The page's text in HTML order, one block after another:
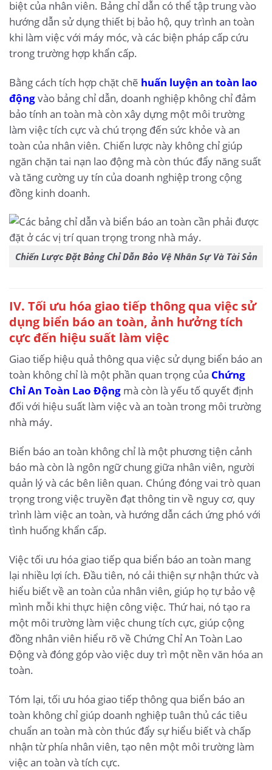
biệt của nhân viên. Bảng chỉ dẫn có thể tập trung vào
hướng dẫn sử dụng thiết bị bảo hộ, quy trình an toàn
khi làm việc với máy móc, và các biện pháp cấp cứu
trong trường hợp khẩn cấp.
Bằng cách tích hợp chặt chẽ huấn luyện an toàn lao
độngvào bảng chỉ dẫn, doanh nghiệp không chỉ đảm
bảo tính an toàn mà còn xây dựng một môi trường
làm việc tích cực và chú trọng đến sức khỏe và an
toàn của nhân viên. Chiến lược này không chỉ giúp
ngăn chặn tai nạn lao động mà còn thúc đẩy năng suất
và tăng cường uy tín của doanh nghiệp trong cộng
đồng kinh doanh.
Chiến Lược Đặt Bảng Chỉ Dẫn Bảo Vệ Nhân Sự Và Tài Sản
IV. Tối ưu hóa giao tiếp thông qua việc sử
dụng biển báo an toàn, ảnh hưởng tích
cực đến hiệu suất làm việc
Giao tiếp hiệu quả thông qua việc sử dụng biển báo an
toàn không chỉ là một phần quan trọng của Chứng
Chỉ An Toàn Lao Động mà còn là yếu tố quyết định
đối với hiệu suất làm việc và an toàn trong môi trường
nhà máy.
Biển báo an toàn không chỉ là một phương tiện cảnh
báo mà còn là ngôn ngữ chung giữa nhân viên, người
quản lý và các bên liên quan. Chúng đóng vai trò quan
trọng trong việc truyền đạt thông tin về nguy cơ, quy
trình làm việc an toàn, và hướng dẫn cách ứng phó với
tình huống khẩn cấp.
Việc tối ưu hóa giao tiếp qua biển báo an toàn mang
lại nhiều lợi ích. Đầu tiên, nó cải thiện sự nhận thức và
hiểu biết về an toàn của nhân viên, giúp họ tự bảo vệ
mình mỗi khi thực hiện công việc. Thứ hai, nó tạo ra
một môi trường làm việc chung tích cực, giúp cộng
đồng nhân viên hiểu rõ về Chứng Chỉ An Toàn Lao
Động và đóng góp vào việc duy trì một nền văn hóa an
toàn.
Tóm lại, tối ưu hóa giao tiếp thông qua biển báo an
toàn không chỉ giúp doanh nghiệp tuân thủ các tiêu
chuẩn an toàn mà còn thúc đẩy sự hiểu biết và chấp
nhận từ phía nhân viên, tạo nên một môi trường làm
việc an toàn và tích cực.